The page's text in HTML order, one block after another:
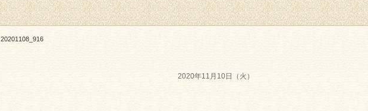
20201108_916
2020年11月10日（火）